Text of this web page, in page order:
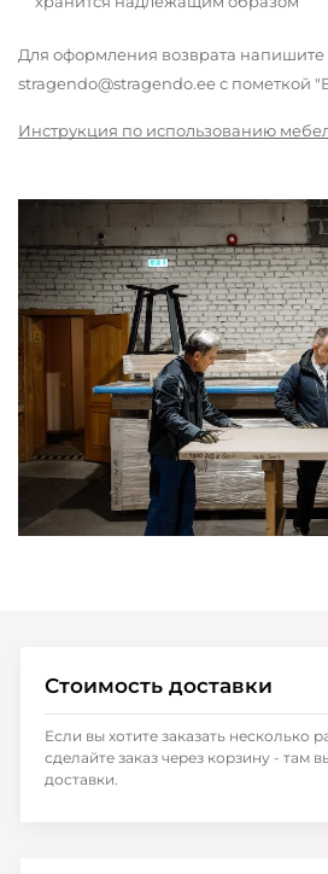
Для оформления возврата напишите
stragendo@stragendo.ee с пометкой
Инструкция по использованию
Стоимость доставки
Если вы хотите заказать несколько
сделайте заказ через корзину - там
доставки.